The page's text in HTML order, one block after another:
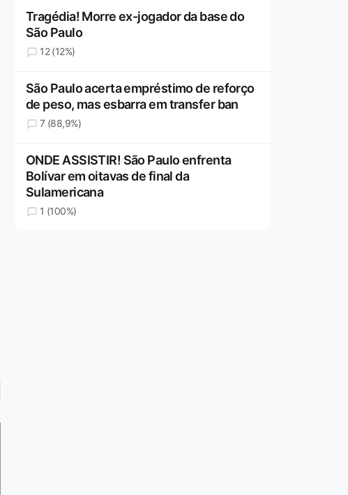
Tragédia! Morre ex-jogador da base do
São Paulo
12 (12%)
São Paulo acerta empréstimo de reforço
de peso, mas esbarra em transfer ban
7 (88,9%)
ONDE ASSISTIR! São Paulo enfrenta
Bolívar em oitavas de final da
Sulamericana
1 (100%)